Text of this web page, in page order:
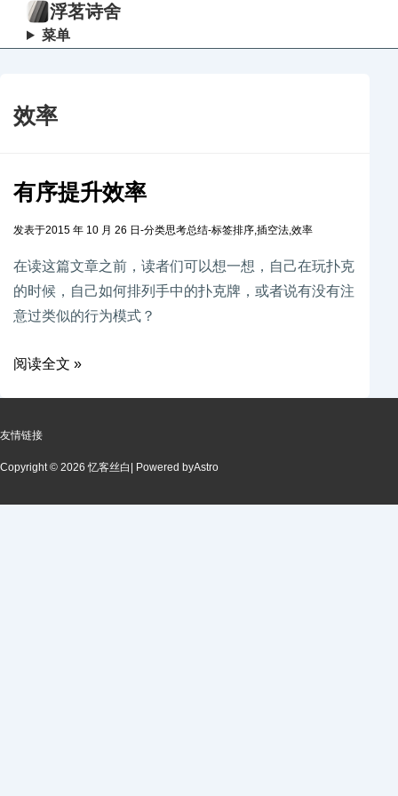
浮茗诗舍
菜单
效率
有序提升效率
发表于2015 年 10 月 26 日 -分类思考总结-标签排序,插空法,效率
在读这篇文章之前，读者们可以想一想，自己在玩扑克
的时候，自己如何排列手中的扑克牌，或者说有没有注
意过类似的行为模式？
阅读全文 »
友情链接
Copyright © 2026 忆客丝白 | Powered byAstro